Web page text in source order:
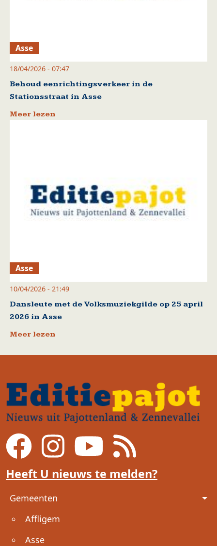
Asse
18/04/2026 - 07:47
Behoud eenrichtingsverkeer in de
Stationsstraat in Asse
Meer lezen
Asse
10/04/2026 - 21:49
Dansleute met de Volksmuziekgilde op 25 april
2026 in Asse
Meer lezen
Heeft U nieuws te melden?
Voet
Gemeenten
Affligem
Asse